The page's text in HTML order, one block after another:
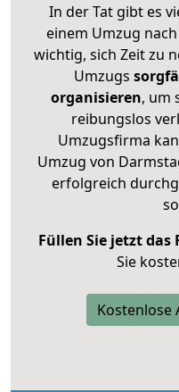
In der Tat gibt es
einem Umzug
wichtig, sich Zeit zu
Umzugs
organisieren, um
reibungslos
Umzugsfirma
Umzug von
erfolgreich
Füllen Sie jetzt das
Sie
Kostenlose